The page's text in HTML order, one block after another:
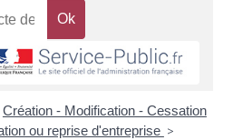
Création - Modification - Cessation
ou reprise d'entreprise >